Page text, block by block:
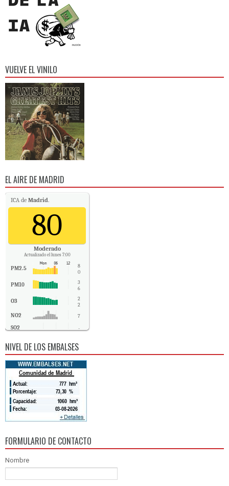
VUELVE EL VINILO
EL AIRE DE MADRID
ICA de Madrid.
80
Moderado
Actualizado el lunes 7:00
PM2.5
8
0
PM10
3
6
O3
2
2
NO2 7
SO2 -
NIVEL DE LOS EMBALSES
FORMULARIO DE CONTACTO
Nombre